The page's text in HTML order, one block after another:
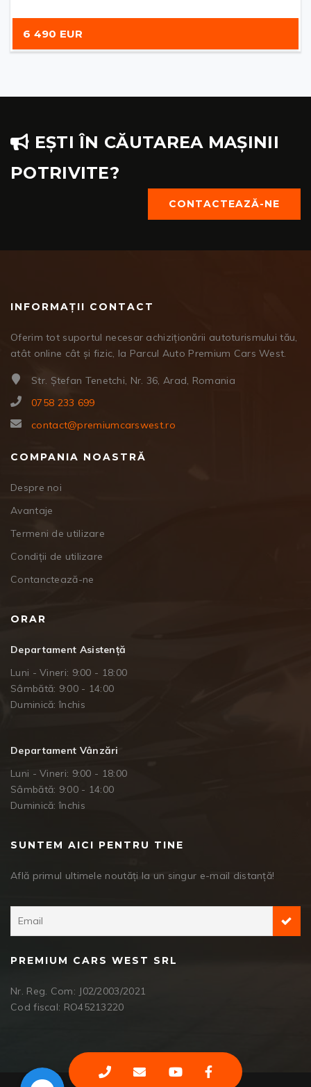
6 490 EUR
EȘTI ÎN CĂUTAREA MAȘINII
POTRIVITE?
CONTACTEAZĂ-NE
INFORMAȚII CONTACT
Oferim tot suportul necesar achiziționării autoturismului tău,
atât online cât și fizic, la Parcul Auto Premium Cars West.
Str. Ștefan Tenetchi, Nr. 36, Arad, Romania
0758 233 699
contact@premiumcarswest.ro
COMPANIA NOASTRĂ
Despre noi
Avantaje
Termeni de utilizare
Condiții de utilizare
Contanctează-ne
ORAR
Departament Asistență
Luni - Vineri: 9:00 - 18:00
Sâmbătă: 9:00 - 14:00
Duminică: închis
Departament Vânzări
Luni - Vineri: 9:00 - 18:00
Sâmbătă: 9:00 - 14:00
Duminică: închis
SUNTEM AICI PENTRU TINE
Află primul ultimele noutăți la un singur e-mail distanță!
PREMIUM CARS WEST SRL
Nr. Reg. Com: J02/2003/2021
Cod fiscal: RO45213220
Facebook Messenger